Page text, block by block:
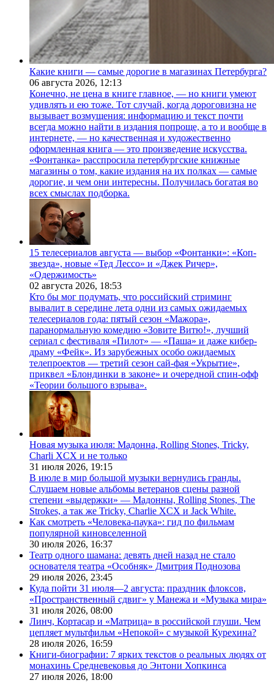
Какие книги — самые дорогие в магазинах Петербурга?
06 августа 2026, 12:13
Конечно, не цена в книге главное, — но книги умеют
удивлять и ею тоже. Тот случай, когда дороговизна не
вызывает возмущения: информацию и текст почти
всегда можно найти в издания попроще, а то и вообще в
интернете, — но качественная и художественно
оформленная книга — это произведение искусства.
«Фонтанка» расспросила петербургские книжные
магазины о том, какие издания на их полках — самые
дорогие, и чем они интересны. Получилась богатая во
всех смыслах подборка.
15 телесериалов августа — выбор «Фонтанки»: «Коп-
звезда», новые «Тед Лессо» и «Джек Ричер»,
«Одержимость»
02 августа 2026, 18:53
Кто бы мог подумать, что российский стриминг
вывалит в середине лета одни из самых ожидаемых
телесериалов года: пятый сезон «Мажора»,
паранормальную комедию «Зовите Витю!», лучший
сериал с фестиваля «Пилот» — «Паша» и даже кибер-
драму «Фейк». Из зарубежных особо ожидаемых
телепроектов — третий сезон сай-фая «Укрытие»,
приквел «Блондинки в законе» и очередной спин-офф
«Теории большого взрыва».
Новая музыка июля: Мадонна, Rolling Stones, Tricky,
Charli XCX и не только
31 июля 2026, 19:15
В июле в мир большой музыки вернулись гранды.
Слушаем новые альбомы ветеранов сцены разной
степени «выдержки» — Мадонны, Rolling Stones, The
Strokes, а так же Tricky, Charlie XCX и Jack White.
Как смотреть «Человека-паука»: гид по фильмам
популярной киновселенной
30 июля 2026, 16:37
Театр одного шамана: девять дней назад не стало
основателя театра «Особняк» Дмитрия Поднозова
29 июля 2026, 23:45
Куда пойти 31 июля—2 августа: праздник флоксов,
«Пространственный сдвиг» у Манежа и «Музыка мира»
31 июля 2026, 08:00
Линч, Кортасар и «Матрица» в российской глуши. Чем
цепляет мультфильм «Непокой» с музыкой Курехина?
28 июля 2026, 16:59
Книги-биографии: 7 ярких текстов о реальных людях от
монахинь Средневековья до Энтони Хопкинса
27 июля 2026, 18:00